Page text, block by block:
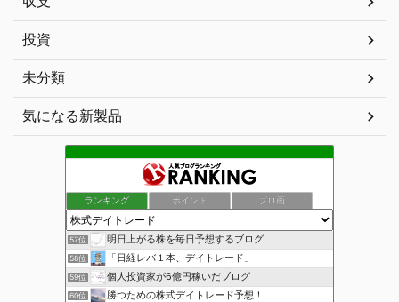
投資
未分類
気になる新製品
ランキング ポイント ブロ画
57位 明日上がる株を毎日予想するブログ
58位 「日経レバ１本、デイトレード」
59位 個人投資家が6億円稼いだブログ
60位 勝つための株式デイトレード予想！